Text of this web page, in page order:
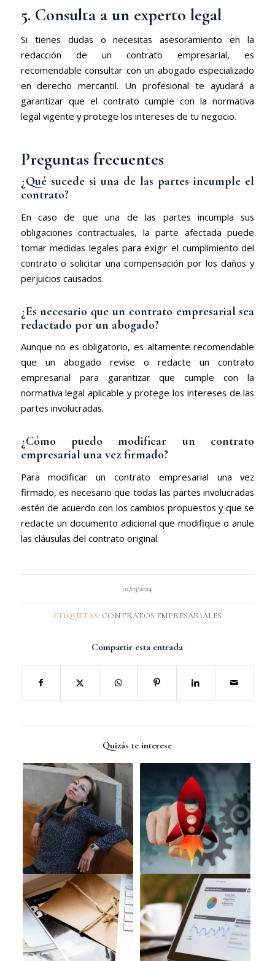
5. Consulta a un experto legal
Si tienes dudas o necesitas asesoramiento en la
redacción de un contrato empresarial, es
recomendable consultar con un abogado especializado
en derecho mercantil. Un profesional te ayudará a
garantizar que el contrato cumple con la normativa
legal vigente y protege los intereses de tu negocio.
Preguntas frecuentes
¿Qué sucede si una de las partes incumple el
contrato?
En caso de que una de las partes incumpla sus
obligaciones contractuales, la parte afectada puede
tomar medidas legales para exigir el cumplimiento del
contrato o solicitar una compensación por los daños y
perjuicios causados.
¿Es necesario que un contrato empresarial sea
redactado por un abogado?
Aunque no es obligatorio, es altamente recomendable
que un abogado revise o redacte un contrato
empresarial para garantizar que cumple con la
normativa legal aplicable y protege los intereses de las
partes involucradas.
¿Cómo puedo modificar un contrato
empresarial una vez firmado?
Para modificar un contrato empresarial una vez
firmado, es necesario que todas las partes involucradas
estén de acuerdo con los cambios propuestos y que se
redacte un documento adicional que modifique o anule
las cláusulas del contrato original.
02/03/2024
ETIQUETAS: CONTRATOS EMPRESARIALES
Compartir esta entrada
Quizás te interese